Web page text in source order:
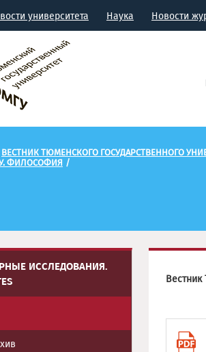
университета Наука Новости
ВЕСТНИК ТЮМЕНСКОГО ГОСУДАРСТВЕННОГО
ФИЛОСОФИЯ /
ИССЛЕДОВАНИЯ.